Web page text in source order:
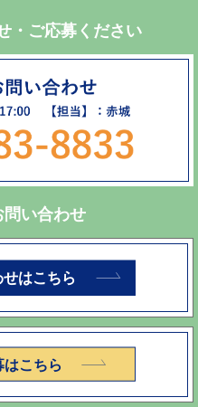
・ご応募ください
い合わせ